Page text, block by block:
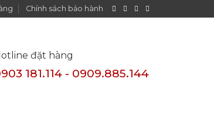
Chính sách bảo hành
đặt hàng
181.114 - 0909.885.144